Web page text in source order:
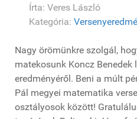
Írta: Veres László
Kategória:
Nagy örömünkre szolgál,
matekosunk Koncz Benedek
eredményéről. Beni a múlt
Pál megyei matematika
osztályosok között!